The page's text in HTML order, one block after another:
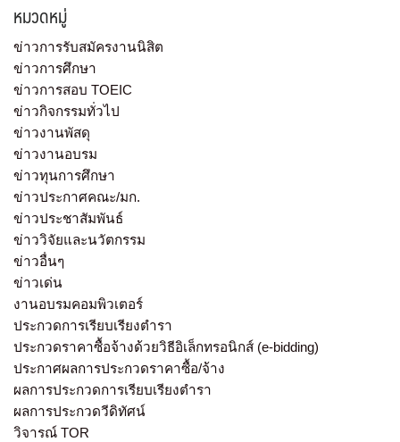
หมวดหมู่
ข่าวการรับสมัครงานนิสิต
ข่าวการศึกษา
ข่าวการสอบ TOEIC
ข่าวกิจกรรมทั่วไป
ข่าวงานพัสดุ
ข่าวงานอบรม
ข่าวทุนการศึกษา
ข่าวประกาศคณะ/มก.
ข่าวประชาสัมพันธ์
ข่าววิจัยและนวัตกรรม
ข่าวอื่นๆ
ข่าวเด่น
งานอบรมคอมพิวเตอร์
ประกวดการเรียบเรียงตำรา
ประกวดราคาซื้อจ้างด้วยวิธีอิเล็กทรอนิกส์ (e-bidding)
ประกาศผลการประกวดราคาซื้อ/จ้าง
ผลการประกวดการเรียบเรียงตำรา
ผลการประกวดวีดิทัศน์
วิจารณ์ TOR